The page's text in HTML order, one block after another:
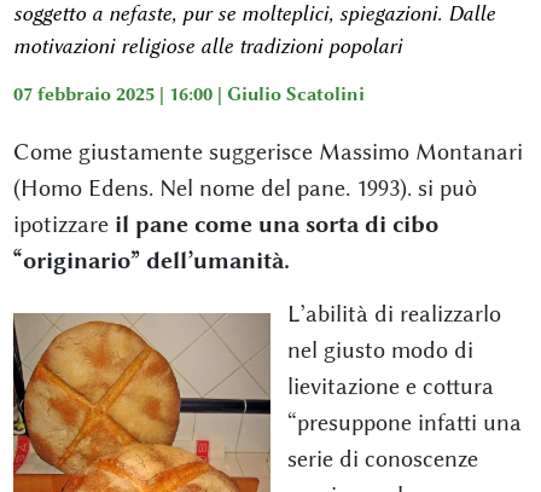
soggetto a nefaste, pur se molteplici, spiegazioni. Dalle
motivazioni religiose alle tradizioni popolari
07 febbraio 2025 | 16:00 | Giulio Scatolini
Come giustamente suggerisce Massimo Montanari
(Homo Edens. Nel nome del pane. 1993). si può
ipotizzare il pane come una sorta di cibo
“originario” dell’umanità.
L’abilità di realizzarlo
nel giusto modo di
lievitazione e cottura
“presuppone infatti una
serie di conoscenze